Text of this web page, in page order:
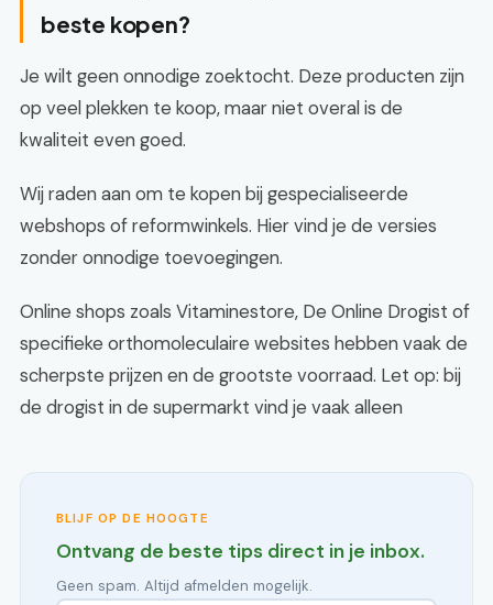
beste kopen?
Je wilt geen onnodige zoektocht. Deze producten zijn
op veel plekken te koop, maar niet overal is de
kwaliteit even goed.
Wij raden aan om te kopen bij gespecialiseerde
webshops of reformwinkels. Hier vind je de versies
zonder onnodige toevoegingen.
Online shops zoals Vitaminestore, De Online Drogist of
specifieke orthomoleculaire websites hebben vaak de
scherpste prijzen en de grootste voorraad. Let op: bij
de drogist in de supermarkt vind je vaak alleen
BLIJF OP DE HOOGTE
Ontvang de beste tips direct in je inbox.
Geen spam. Altijd afmelden mogelijk.